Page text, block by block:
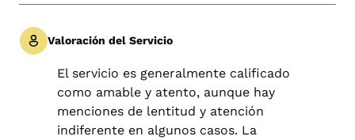
Valoración del Servicio
El servicio es generalmente calificado
como amable y atento, aunque hay
menciones de lentitud y atención
indiferente en algunos casos. La